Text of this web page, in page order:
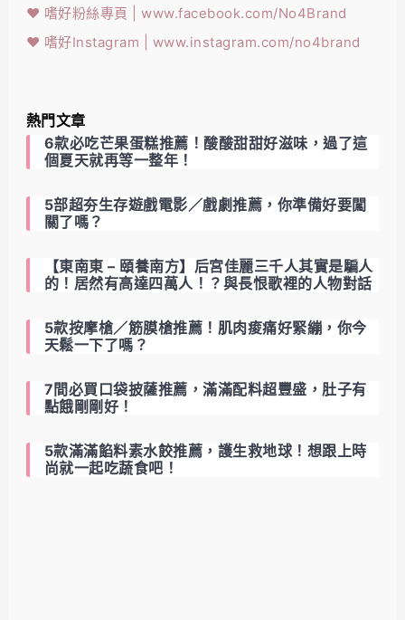
❤️ 嗜好粉絲專頁 | www.facebook.com/No4Brand
❤️ 嗜好Instagram | www.instagram.com/no4brand
熱門文章
6款必吃芒果蛋糕推薦！酸酸甜甜好滋味，過了這
個夏天就再等一整年！
5部超夯生存遊戲電影／戲劇推薦，你準備好要闖
關了嗎？
【東南東 – 頤養南方】后宮佳麗三千人其實是騙人
的！居然有高達四萬人！？與長恨歌裡的人物對話
5款按摩槍／筋膜槍推薦！肌肉痠痛好緊繃，你今
天鬆一下了嗎？
7間必買口袋披薩推薦，滿滿配料超豐盛，肚子有
點餓剛剛好！
5款滿滿餡料素水餃推薦，護生救地球！想跟上時
尚就一起吃蔬食吧！